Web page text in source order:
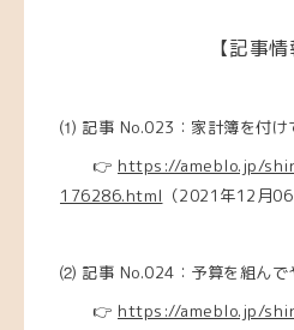
【記事情
⑴ 記事 No.023：家計簿を付け
👉 https://ameblo.jp/
176286.html （2021年12月06
⑵ 記事 No.024：予算を組んで
👉 https://ameblo.jp/